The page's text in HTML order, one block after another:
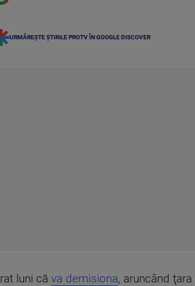
URMĂREȘTE ȘTIRILE PROTV ÎN GOOGLE DISCOVER
luni că va demisiona, aruncând